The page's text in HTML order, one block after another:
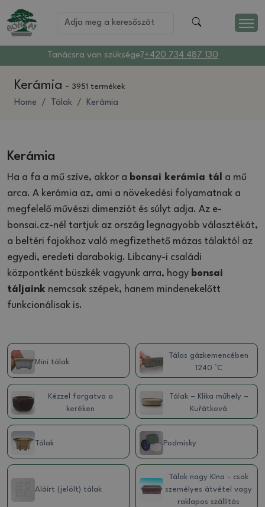
Tanácsra van szüksége?+420 734 487 130
Kerámia - 3951 termékek
Home Tálak Kerámia
Kerámia
Ha a fa a mű szíve, akkor a bonsai kerámia tál
a mű
arca. A kerámia az, ami a növekedési folyamatnak a
megfelelő művészi dimenziót és súlyt adja. Az e-
bonsai.cz-nél tartjuk az ország legnagyobb választékát,
a beltéri fajokhoz való megfizethető mázas tálaktól az
egyedi, eredeti darabokig. Libcany-i családi
központként büszkék vagyunk arra, hogy bonsai
táljaink nemcsak szépek, hanem mindenekelőtt
funkcionálisak is.
Mini tálak
Tálas gázkemencében
1240 °C
Kézzel forgatva a
keréken
Tálak – Klika műhely –
Kuřátková
Tálak Podmisky
Aláírt (jelölt) tálak
Tálak nagy Kína - csak
személyes átvétel vagy
raklapos szállítás